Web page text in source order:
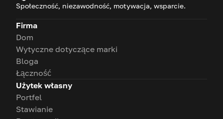
Społeczność, niezawodność, motywacja, wsparcie.
Firma
Dom
Wytyczne dotyczące marki
Bloga
Łączność
Użytek własny
Portfel
Stawianie